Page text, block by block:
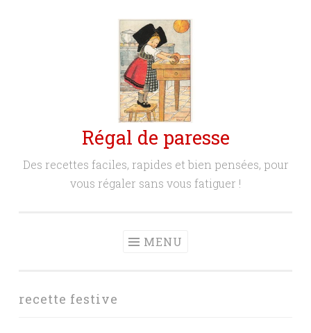
Régal de paresse
Des recettes faciles, rapides et bien pensées, pour
vous régaler sans vous fatiguer !
MENU
recette festive